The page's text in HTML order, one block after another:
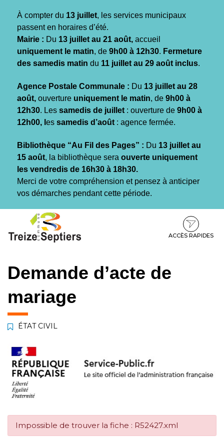
À compter du 13 juillet, les services municipaux
passent en horaires d’été.
Mairie : Du 13 juillet au 21 août, accueil
uniquement le matin, de 9h00 à 12h30. Fermeture
des samedis matin du 11 juillet au 29 août inclus.
Agence Postale Communale : Du 13 juillet au 28
août, ouverture uniquement le matin, de 9h00 à
12h30. Les samedis de juillet : ouverture de 9h00 à
12h00, l es samedis d’août : agence fermée.
Bibliothèque “Au Fil des Pages” : Du 13 juillet au
15 août, la bibliothèque sera ouverte uniquement
les vendredis de 16h30 à 18h30.
Merci de votre compréhension et pensez à anticiper
vos démarches pendant cette période.
contenu
pied
ACCÈS RAPIDES
Demande d’acte de
mariage
ÉTAT CIVIL
Impossible de trouver la fiche : R52427.xml